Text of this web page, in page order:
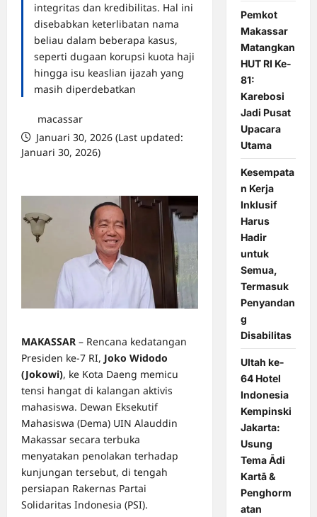
integritas dan kredibilitas. Hal ini
disebabkan keterlibatan nama
beliau dalam beberapa kasus,
seperti dugaan korupsi kuota haji
hingga isu keaslian ijazah yang
masih diperdebatkan
macassar
Januari 30, 2026 (Last updated:
Januari 30, 2026)
MAKASSAR – Rencana kedatangan
Presiden ke-7 RI, Joko Widodo
(Jokowi), ke Kota Daeng memicu
tensi hangat di kalangan aktivis
mahasiswa. Dewan Eksekutif
Mahasiswa (Dema) UIN Alauddin
Makassar secara terbuka
menyatakan penolakan terhadap
kunjungan tersebut, di tengah
persiapan Rakernas Partai
Solidaritas Indonesia (PSI).
Pemkot
Makassar
Matangkan
HUT RI Ke-
81:
Karebosi
Jadi Pusat
Upacara
Utama
Kesempata
n Kerja
Inklusif
Harus
Hadir
untuk
Semua,
Termasuk
Penyandan
g
Disabilitas
Ultah ke-
64 Hotel
Indonesia
Kempinski
Jakarta:
Usung
Tema Ādi
Kartā &
Penghorm
atan